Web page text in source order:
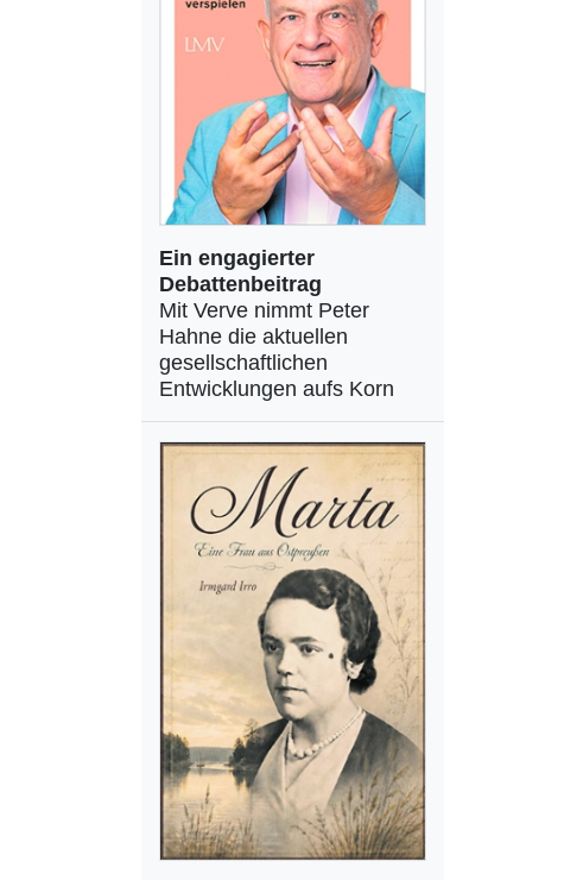
Ein engagierter
Debattenbeitrag
Mit Verve nimmt Peter
Hahne die aktuellen
gesellschaftlichen
Entwicklungen aufs Korn